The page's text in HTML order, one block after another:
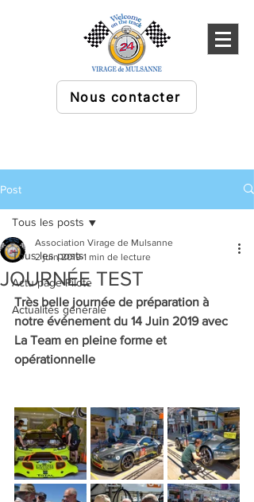
Nous contacter
Post
Tous les posts
Actu page Pilote
Actualités générale
Tous les posts
JOURNÉE TEST
Association Virage de Mulsanne
2 juin 2019 1 min de lecture
Très belle journée de préparation à
notre événement du 14 Juin 2019 avec
La Team en pleine forme et
opérationnelle